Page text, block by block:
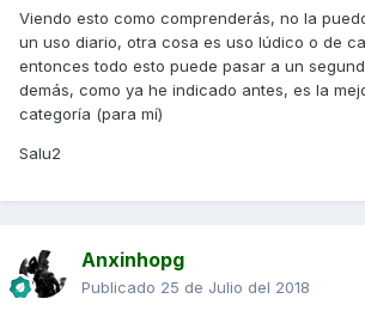
Viendo esto como comprenderás, no la
un uso diario, otra cosa es uso lúdico o de
entonces todo esto puede pasar a un
demás, como ya he indicado antes, es la
categoría (para mí)
Salu2
Anxinhopg
Publicado 25 de Julio del 2018